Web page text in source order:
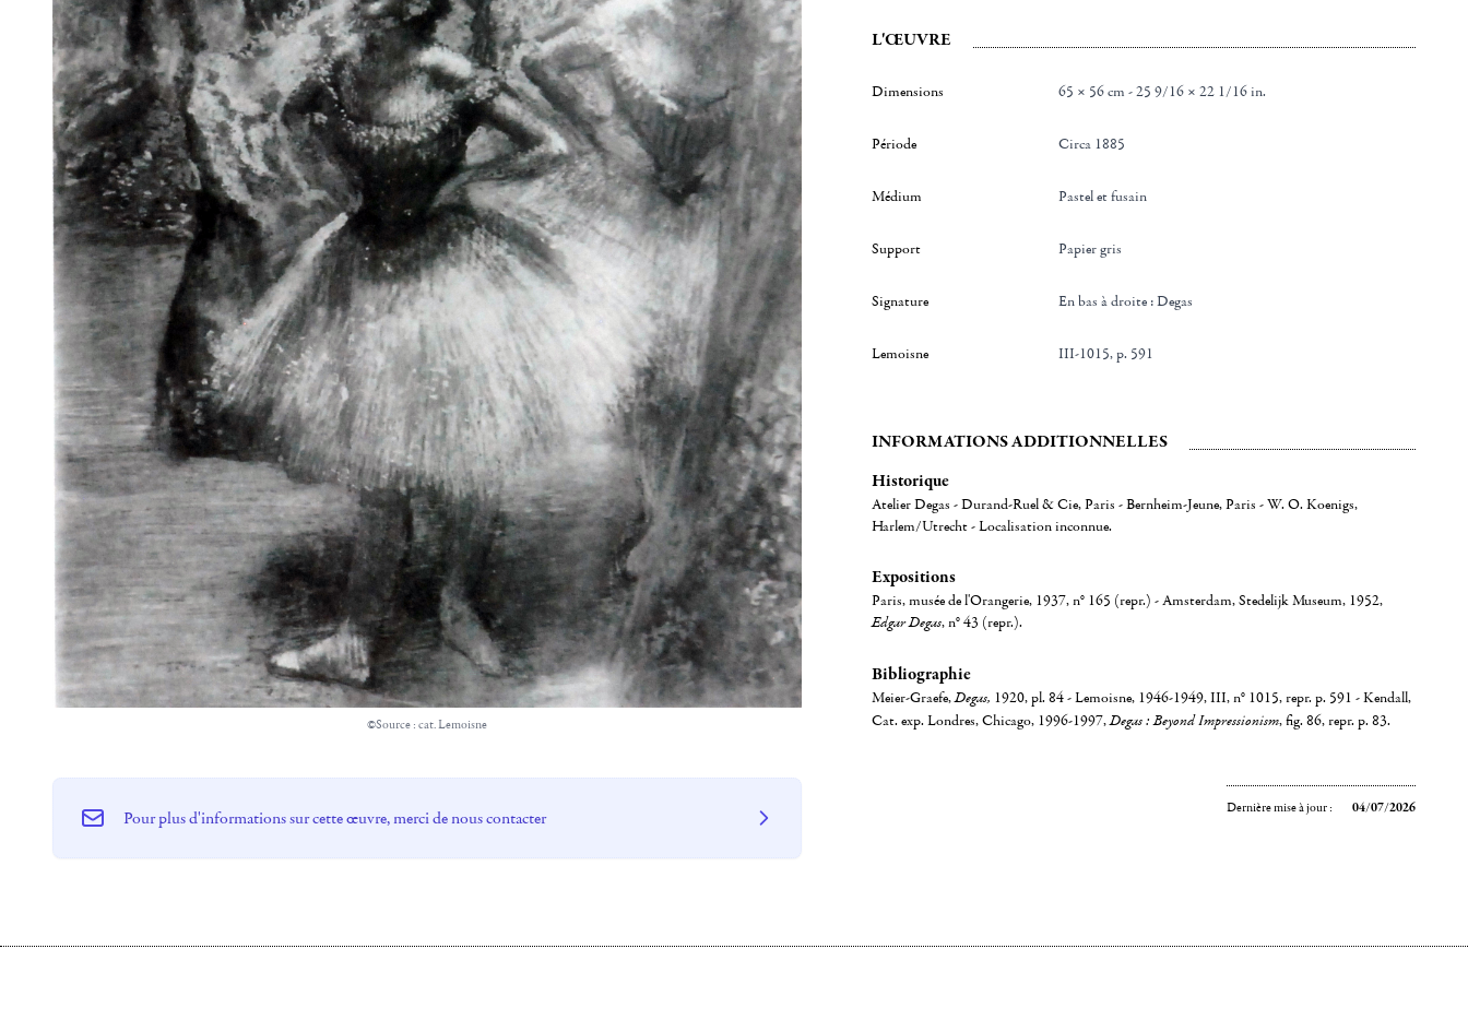
©Source : cat. Lemoisne
L'ŒUVRE
Dimensions 65 × 56 cm - 25 9/16 × 22 1/16 in.
Période Circa 1885
Médium Pastel et fusain
Support Papier gris
Signature en bas à droite : Degas
Lemoisne III-1015, p. 591
INFORMATIONS ADDITIONNELLES
Historique
Atelier Degas - Durand-Ruel & Cie, Paris - Bernheim-Jeune, Paris - W. O. Koenigs,
Harlem/Utrecht - Localisation inconnue.
Expositions
Paris, musée de l'Orangerie, 1937, n° 165 (repr.) - Amsterdam, Stedelijk Museum, 1952,
Edgar Degas, n° 43 (repr.).
Bibliographie
Meier-Graefe,Degas, 1920, pl. 84 - Lemoisne, 1946-1949, III, n° 1015, repr. p. 591 - Kendall,
Cat. exp. Londres, Chicago, 1996-1997,Degas : Beyond Impressionism, fig. 86, repr. p. 83.
Dernière mise à jour : 04/07/2026
Pour plus d'informations sur cette œuvre, merci de nous contacter